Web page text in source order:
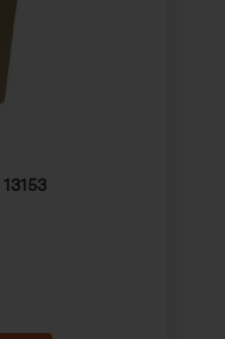
13153